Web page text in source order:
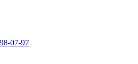
07-97